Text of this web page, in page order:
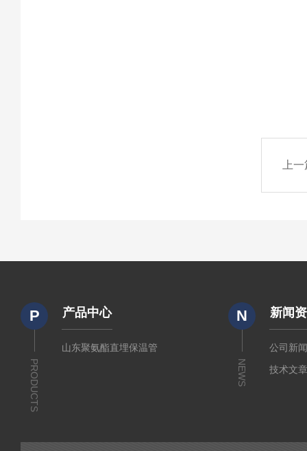
上
P
PRODUCTS
产品中心
山东聚氨酯直埋保温管
N
NEWS
新闻
公司新
技术文